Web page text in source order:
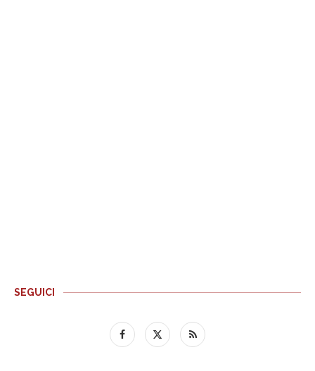
SEGUICI